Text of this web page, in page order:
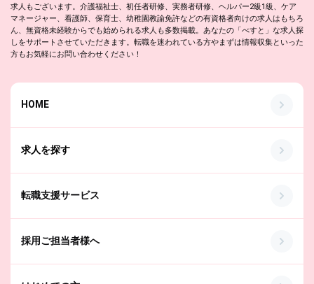
求人もございます。介護福祉士、初任者研修、実務者研修、ヘルパー2級1級、ケア
マネージャー、看護師、保育士、幼稚園教諭免許などの有資格者向けの求人はもちろ
ん、無資格未経験からでも始められる求人も多数掲載。あなたの「べすと」な求人探
しをサポートさせていただきます。転職を迷われている方やまずは情報収集といった
方もお気軽にお問い合わせください！
HOME
求人を探す
転職支援サービス
採用ご担当者様へ